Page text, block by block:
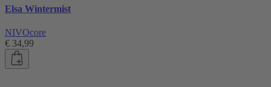
Elsa Wintermist
NIVOcore
€ 34,99